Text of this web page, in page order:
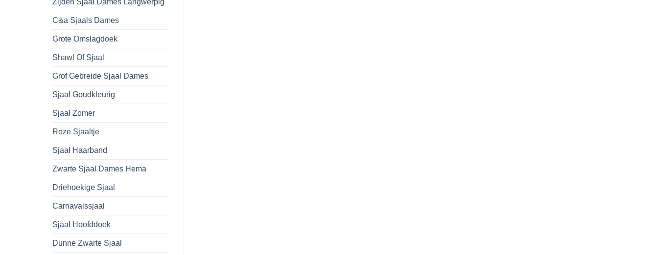
Zijden Sjaal Dames Langwerpig
C&a Sjaals Dames
Grote Omslagdoek
Shawl Of Sjaal
Grof Gebreide Sjaal Dames
Sjaal Goudkleurig
Sjaal Zomer
Roze Sjaaltje
Sjaal Haarband
Zwarte Sjaal Dames Hema
Driehoekige Sjaal
Carnavalssjaal
Sjaal Hoofddoek
Dunne Zwarte Sjaal